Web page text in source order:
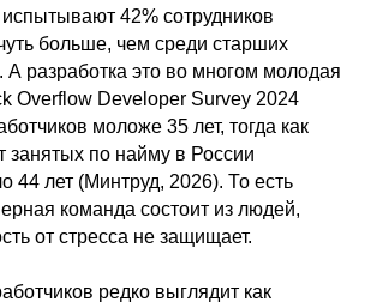
42% сотрудников
больше, чем среди старших
А разработка это во многом молодая
Overflow Developer Survey 2024
моложе 35 лет, тогда как
занятых по найму в России
44 лет (Минтруд, 2026). То есть
команда состоит из людей,
от стресса не защищает.
редко выглядит как